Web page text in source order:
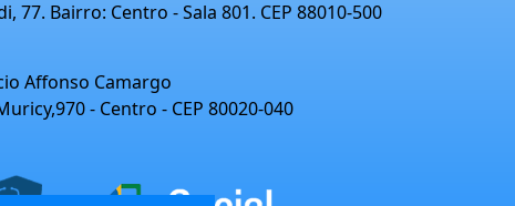
77. Bairro: Centro - Sala 801. CEP 88010-500
Affonso Camargo
- Centro - CEP 80020-040